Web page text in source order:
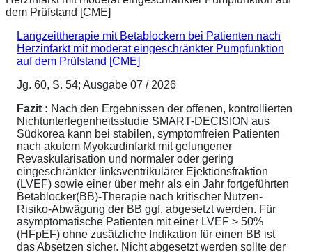
Langzeittherapie mit Betablockern bei Patienten nach
Herzinfarkt mit moderat eingeschränkter Pumpfunktion
auf dem Prüfstand [CME]
Jg. 60, S. 54; Ausgabe 07 / 2026
Fazit : Nach den Ergebnissen der offenen, kontrollierten
Nichtunterlegenheitsstudie SMART-DECISION aus
Südkorea kann bei stabilen, symptomfreien Patienten
nach akutem Myokardinfarkt mit gelungener
Revaskularisation und normaler oder gering
eingeschränkter linksventrikulärer Ejektionsfraktion
(LVEF) sowie einer über mehr als ein Jahr fortgeführten
Betablocker(BB)-Therapie nach kritischer Nutzen-
Risiko-Abwägung der BB ggf. abgesetzt werden. Für
asymptomatische Patienten mit einer LVEF > 50%
(HFpEF) ohne zusätzliche Indikation für einen BB ist
das Absetzen sicher. Nicht abgesetzt werden sollte der